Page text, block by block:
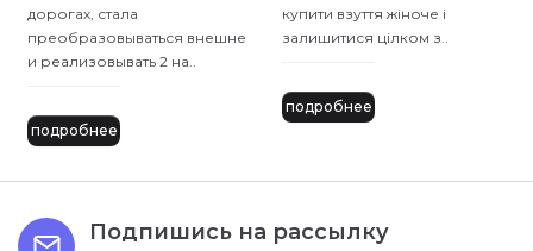
дорогах, стала
преобразовываться внешне
и реализовывать 2 на..
подробнее
купити взуття жіноче і
залишитися цілком з..
подробнее
Подпишись на рассылку